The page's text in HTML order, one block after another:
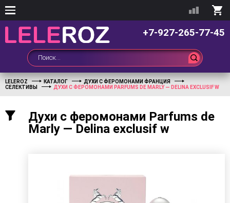
+7-927-265-77-45
LELEROZ КАТАЛОГ
ДУХИ С ФЕРОМОНАМИ ФРАНЦИЯ
СЕЛЕКТИВЫ
ДУХИ С ФЕРОМОНАМИ PARFUMS DE MARLY — DELINA EXCLUSIF W
Духи с феромонами Parfums de
Marly — Delina exclusif w